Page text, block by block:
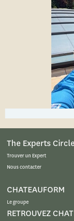
The Experts
Trouver un Expert
Nous contacter
CHATEAUFORM
Le groupe
RETROUVEZ